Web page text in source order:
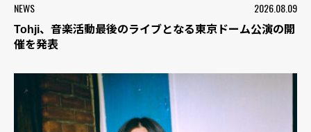
NEWS 2026.08.09
Tohji、音楽活動最後のライブとなる東京ドーム公演の開
催を発表